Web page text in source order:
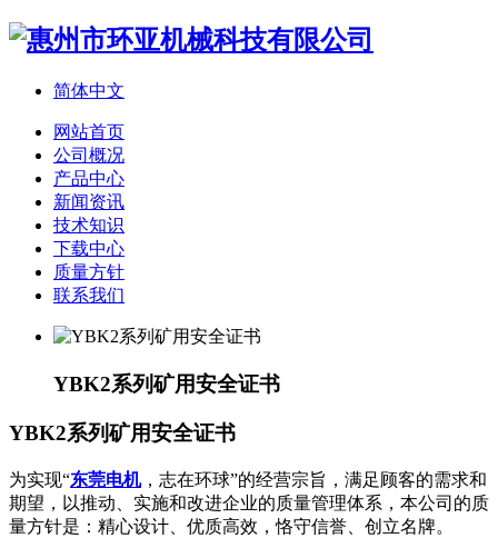
简体中文
网站首页
公司概况
产品中心
新闻资讯
技术知识
下载中心
质量方针
联系我们
YBK2系列矿用安全证书
YBK2系列矿用安全证书
为实现“东莞电机，志在环球”的经营宗旨，满足顾客的需求和
期望，以推动、实施和改进企业的质量管理体系，本公司的质
量方针是：精心设计、优质高效，恪守信誉、创立名牌。